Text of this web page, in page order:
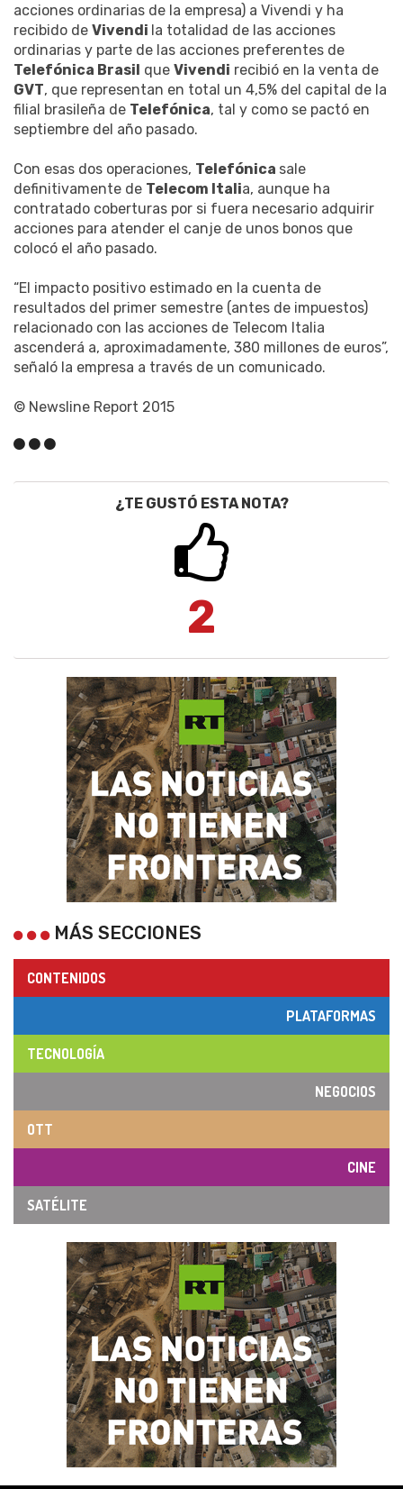
acciones ordinarias de la empresa) a Vivendi y ha
recibido de Vivendi la totalidad de las acciones
ordinarias y parte de las acciones preferentes de
Telefónica Brasil que Vivendi recibió en la venta de
GVT, que representan en total un 4,5% del capital de la
filial brasileña de Telefónica, tal y como se pactó en
septiembre del año pasado.
Con esas dos operaciones, Telefónica sale
definitivamente de Telecom Italia, aunque ha
contratado coberturas por si fuera necesario adquirir
acciones para atender el canje de unos bonos que
colocó el año pasado.
“El impacto positivo estimado en la cuenta de
resultados del primer semestre (antes de impuestos)
relacionado con las acciones de Telecom Italia
ascenderá a, aproximadamente, 380 millones de euros”,
señaló la empresa a través de un comunicado.
© Newsline Report 2015
¿TE GUSTÓ ESTA NOTA?
2
MÁS SECCIONES
CONTENIDOS
PLATAFORMAS
TECNOLOGÍA
NEGOCIOS
OTT
CINE
SATÉLITE